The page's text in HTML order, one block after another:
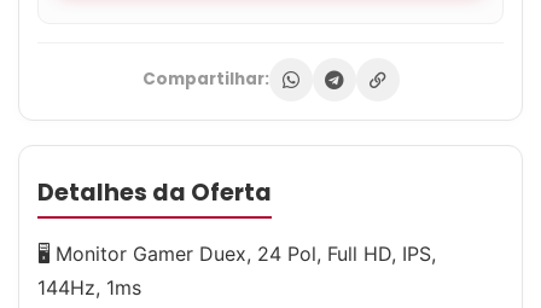
Compartilhar:
Detalhes da Oferta
🖥 Monitor Gamer Duex, 24 Pol, Full HD, IPS,
144Hz, 1ms